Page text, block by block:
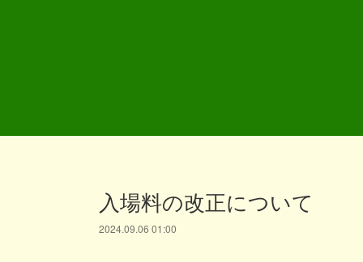
入場料の改正について
2024.09.06 01:00